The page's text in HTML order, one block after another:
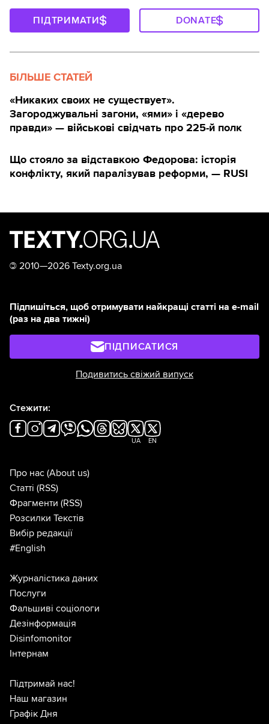
ПІДТРИМАТИ DONATE
БІЛЬШЕ СТАТЕЙ
«Никаких своих не существует».
Загороджувальні загони, «ями» і «дерево
правди» — військові свідчать про 225-й полк
Що стояло за відставкою Федорова: історія
конфлікту, який паралізував реформи, — RUSI
© 2010—2026 Texty.org.ua
Підпишіться, щоб отримувати найкращі статті на e-mail
(раз на два тижні)
ПІДПИСАТИСЯ
Подивитись свіжий випуск
Стежити:
UA EN
Про нас (About us)
Статті (RSS)
Фрагменти (RSS)
Розсилки Текстів
Вибір редакції
#English
Журналістика даних
Послуги
Фальшиві соціологи
Дезінформація
Disinfomonitor
Інтернам
Підтримай нас!
Наш магазин
Графік Дня